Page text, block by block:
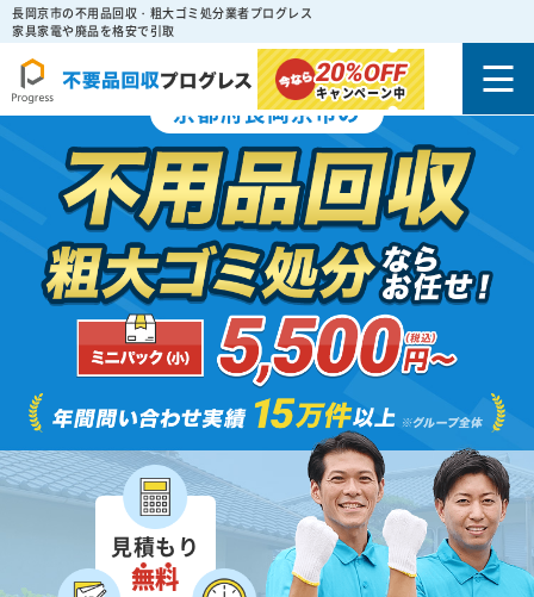
長岡京市の不用品回収・粗大ゴミ処分業者プログレス
家具家電や廃品を格安で引取
20%OFF
キャンペーン中
京都府長岡京市の
見積もり
無料